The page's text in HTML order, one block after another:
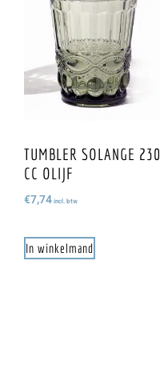
TUMBLER SOLANGE 230
CC OLIJF
€7,74 incl. btw
In winkelmand